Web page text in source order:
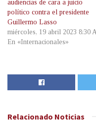
audiencias de cara a juicio
político contra el presidente
Guillermo Lasso
miércoles, 19 abril 2023 8:30
En «Internacionales»
Relacionado Noticias